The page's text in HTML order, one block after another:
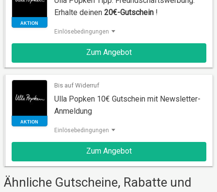
Erhalte deinen20€-Gutschein !
Einlösebedingungen
Zum Angebot
AKTION
Bis auf Widerruf
Ulla Popken 10€ Gutschein mit Newsletter-
Anmeldung
Einlösebedingungen
Zum Angebot
Ähnliche Gutscheine, Rabatte und